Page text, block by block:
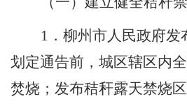
1 ．柳州市人民政府
划定通告前，城区辖区内
焚烧；发布秸秆露天禁烧